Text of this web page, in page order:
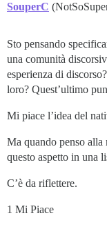
SouperC
Sto pensando
una comunità
esperienza di
loro? Quest’ultimo
Mi piace l’idea del
Ma quando penso
questo aspetto in una
C’è da riflettere.
1 Mi Piace